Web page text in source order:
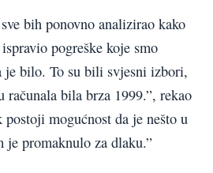
bih ponovno analizirao kako
pogreške koje smo
je bilo. To su bili svjesni izbori,
bila brza 1999.”, rekao
mogućnost da je nešto u
je promaknulo za dlaku.”